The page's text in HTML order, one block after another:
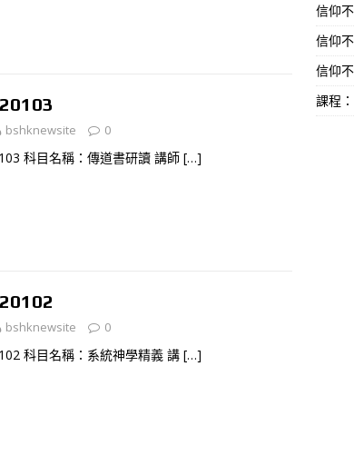
bshknewsite 0
科目名稱：傳道書研讀 講師 […]
bshknewsite 0
科目名稱：系統神學精義 講 […]
信仰
信仰
信仰
課程